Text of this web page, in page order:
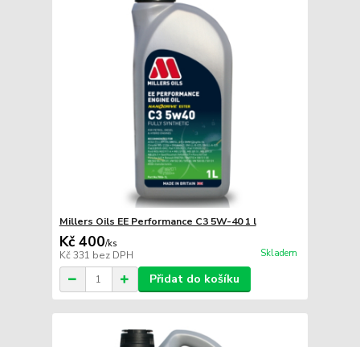
Millers Oils EE Performance C3 5W-40 1 l
Kč 400/ks
Kč 331 bez DPH Skladem
Přidat do košíku